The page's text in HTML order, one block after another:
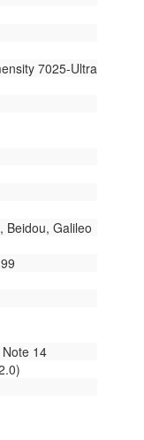
7025-Ultra
Beidou, Galileo
14